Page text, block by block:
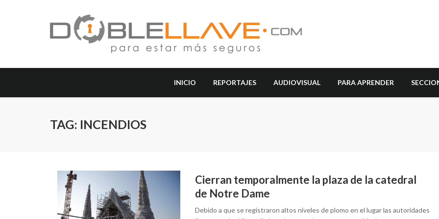
INICIO REPORTAJES AUDIOVISUAL PARA APRENDER
TAG: INCENDIOS
Cierran temporalmente la plaza de la catedral
de Notre Dame
Debido a que se registraron altos niveles de plomo en el lugar las autoridades